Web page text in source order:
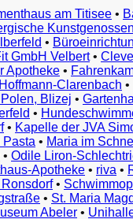
am Titisee •
•
GmbH Velbert•
Apotheke •
Clarenbach •
Blizej •
•
• Kapelle der JVA
Pasta • Maria im
• Odile Liron-
Apotheke • riva •
•
• St. Maria
Abeler •